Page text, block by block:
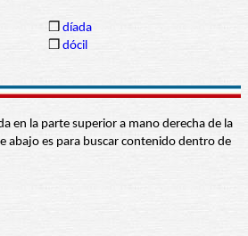
❒ díada
❒ dócil
en la parte superior a mano derecha de la
abajo es para buscar contenido dentro de